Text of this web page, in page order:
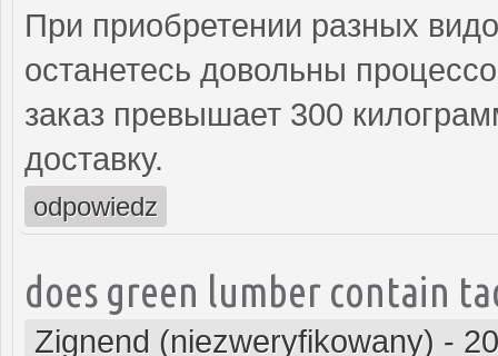
При приобретении разных
останетесь довольны
заказ превышает 300
доставку.
odpowiedz
does green lumber contain
Zignend (niezweryfikowany) -